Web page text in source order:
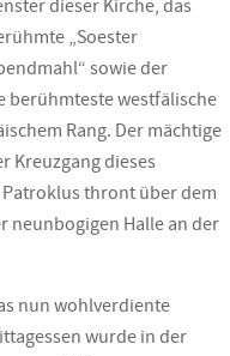
dieser Kirche, das
„Soester
sowie der
berühmteste westfälische
Rang. Der mächtige
Kreuzgang dieses
Patroklus thront über dem
neunbogigen Halle an der
nun wohlverdiente
wurde in der